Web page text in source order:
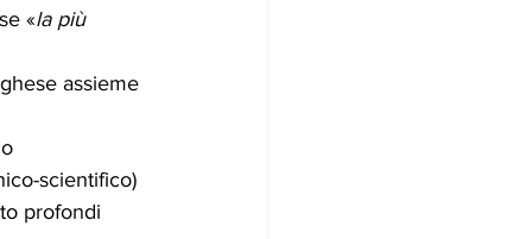
«la più
assieme
scientifico)
profondi